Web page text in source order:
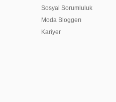
Sosyal Sorumluluk
Moda Bloggerı
Kariyer